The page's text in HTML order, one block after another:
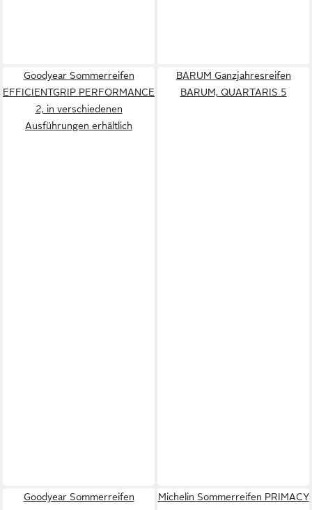
Goodyear Sommerreifen
EFFICIENTGRIP PERFORMANCE
2, in verschiedenen
Ausführungen erhältlich
BARUM Ganzjahresreifen
BARUM, QUARTARIS 5
Goodyear Sommerreifen
Michelin Sommerreifen PRIMACY